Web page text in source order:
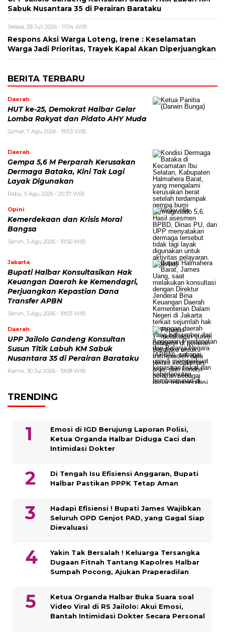
Sabuk Nusantara 35 di Perairan Barataku
Selasa, 28 Juli 2026 - 11:04 WIB
Respons Aksi Warga Loteng, Irene : Keselamatan
Warga Jadi Prioritas, Trayek Kapal Akan Diperjuangkan
BERITA TERBARU
Daerah
HUT ke-25, Demokrat Halbar Gelar
Lomba Rakyat dan Pidato AHY Muda
Jumat, 7 Agu 2026 - 19:53 WIB
Daerah
Gempa 5,6 M Perparah Kerusakan
Dermaga Bataka, Kini Tak Lagi
Layak Digunakan
Rabu, 5 Agu 2026 - 20:37 WIB
Opini
Kemerdekaan dan Krisis Moral
Bangsa
Senin, 3 Agu 2026 - 19:50 WIB
Jakarta
Bupati Halbar Konsultasikan Hak
Keuangan Daerah ke Kemendagri,
Perjuangkan Kepastian Dana
Transfer APBN
Senin, 3 Agu 2026 - 19:03 WIB
Daerah
UPP Jailolo Gandeng Konsultan
Susun Titik Labuh KM Sabuk
Nusantara 35 di Perairan Barataku
Kamis, 30 Jul 2026 - 19:08 WIB
TRENDING
Emosi di IGD Berujung Laporan Polisi,
Ketua Organda Halbar Diduga Caci dan
Intimidasi Dokter
Di Tengah Isu Efisiensi Anggaran, Bupati
Halbar Pastikan PPPK Tetap Aman
Hadapi Efisiensi ! Bupati James Wajibkan
Seluruh OPD Genjot PAD, yang Gagal Siap
Dievaluasi
Yakin Tak Bersalah ! Keluarga Tersangka
Dugaan Fitnah Tantang Kapolres Halbar
Sumpah Pocong, Ajukan Praperadilan
Ketua Organda Halbar Buka Suara soal
Video Viral di RS Jailolo: Akui Emosi,
Bantah Intimidasi Dokter Secara Personal